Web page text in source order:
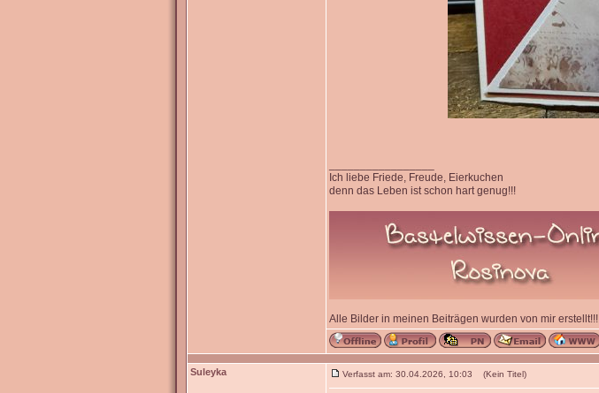
Ich liebe Friede, Freude, Eierkuchen
denn das Leben ist schon hart genug!!!
Alle Bilder in meinen Beiträgen wurden von mir erstellt!!!
Suleyka Verfasst am: 30.04.2026, 10:03 (Kein Titel)